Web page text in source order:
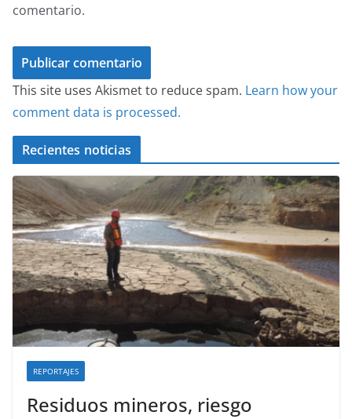
comentario.
This site uses Akismet to reduce spam. Learn how your
comment data is processed.
Recientes noticias
REPORTAJES
Residuos mineros, riesgo